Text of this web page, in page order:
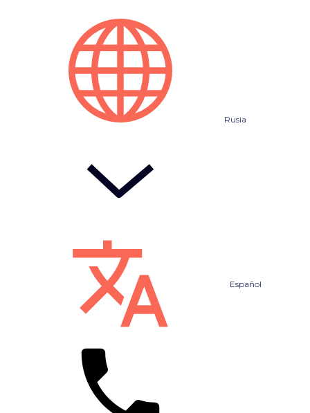
Rusia
Español